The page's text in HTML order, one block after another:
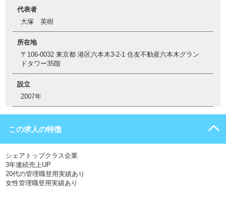
代表者
大塚 英樹
所在地
〒106-0032 東京都 港区六本木3-2-1 住友不動産六本木グラン
ドタワー35階
設立
2007年
この求人の特徴
シェアトップクラス企業
3年連続売上UP
20代の管理職登用実績あり
女性管理職登用実績あり